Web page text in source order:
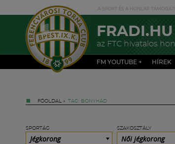
FRADI.HU
az FTC hivatalos
FM YOUTUBE + HÍREK
FŐOLDAL » TAG: BONYHÁD
SPORTÁG
Jégkorong
SZAKOSZTÁLY
Női jégkorong